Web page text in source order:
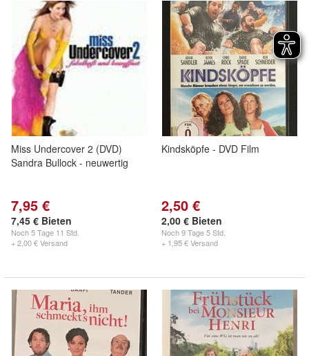
Miss Undercover 2 (DVD)
Sandra Bullock - neuwertig
7,95 €
7,45 € Bieten
Noch5 Tage 11 Std.
+ 2,00 € Versand
Kindsköpfe - DVD Film
2,50 €
2,00 € Bieten
Noch9 Tage 5 Std.
+ 1,95 € Versand